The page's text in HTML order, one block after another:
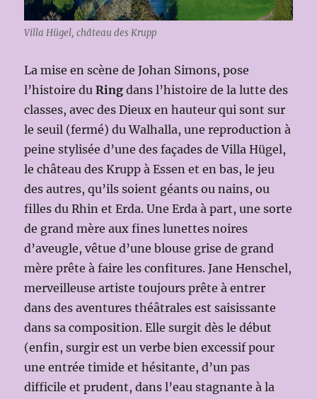
Villa Hügel, château des Krupp
La mise en scène de Johan Simons, pose
l’histoire duRing dans l’histoire de la lutte des
classes, avec des Dieux en hauteur qui sont sur
le seuil (fermé) du Walhalla, une reproduction à
peine stylisée d’une des façades de Villa Hügel,
le château des Krupp à Essen et en bas, le jeu
des autres, qu’ils soient géants ou nains, ou
filles du Rhin et Erda. Une Erda à part, une sorte
de grand mère aux fines lunettes noires
d’aveugle, vêtue d’une blouse grise de grand
mère prête à faire les confitures. Jane Henschel,
merveilleuse artiste toujours prête à entrer
dans des aventures théâtrales est saisissante
dans sa composition. Elle surgit dès le début
(enfin, surgir est un verbe bien excessif pour
une entrée timide et hésitante, d’un pas
difficile et prudent, dans l’eau stagnante à la